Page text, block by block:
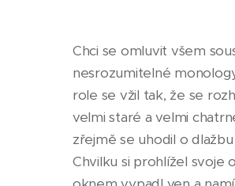
Chci se omluvit všem
nesrozumitelné
role se vžil tak, že se
velmi staré a velmi
zřejmě se uhodil o
Chvilku si prohlížel svoje